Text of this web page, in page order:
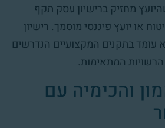
מחזיק ברישיון עסק תקף
או יועץ פיננסי מוסמך. רישיון
עומד בתקנים המקצועיים הנדרשים
המתאימות.
והכימיה עם